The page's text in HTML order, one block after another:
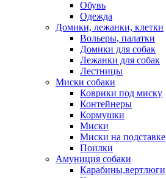
Обувь
Одежда
Домики, лежанки, клетки
Вольеры, палатки
Домики для собак
Лежанки для собак
Лестницы
Миски собаки
Коврики под миску
Контейнеры
Кормушки
Миски
Миски на подставке
Поилки
Амуниция собаки
Карабины,вертлюги